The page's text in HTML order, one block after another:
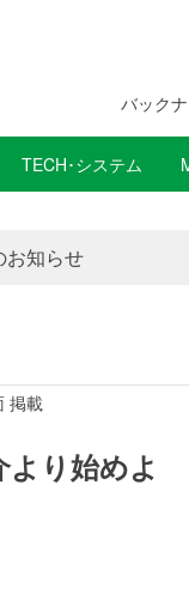
バック
TECH･システム
お知らせ
会員の皆様へ閲覧
掲載
より始めよ